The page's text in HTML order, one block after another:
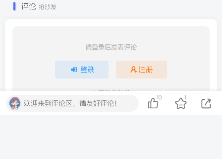
评论 抢沙发
请登录后发表评论
登录 注册
社交账号登录
欢迎来到评论区，请友好评论！
10 1